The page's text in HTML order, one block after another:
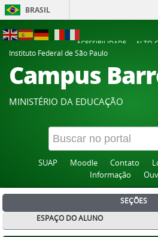
BRASIL
ACESSIBILIDADE
ALTO
Instituto Federal de São Paulo
Campus
MINISTÉRIO DA EDUCAÇÃO
SUAP Moodle Contato
Informação
SEÇÕES
ESPAÇO DO ALUNO